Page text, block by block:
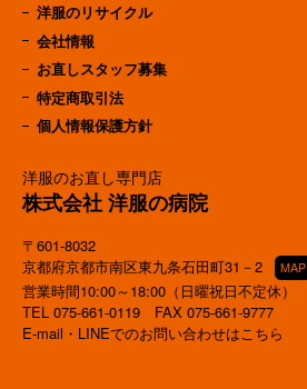
洋服のお直し専門店
株式会社 洋服の病院
〒601-8032
京都府京都市南区東九条石田町31－2
MAP
営業時間10:00～18:00（日曜祝日不定休）
TEL 075-661-0119 FAX 075-661-9777
E-mail・LINEでのお問い合わせはこちら
洋服のリサイクル
会社情報
お直しスタッフ募集
特定商取引法
個人情報保護方針